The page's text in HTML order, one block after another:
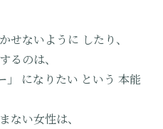
せないように したり、
するのは、
になりたい という 本能
ない女性は、